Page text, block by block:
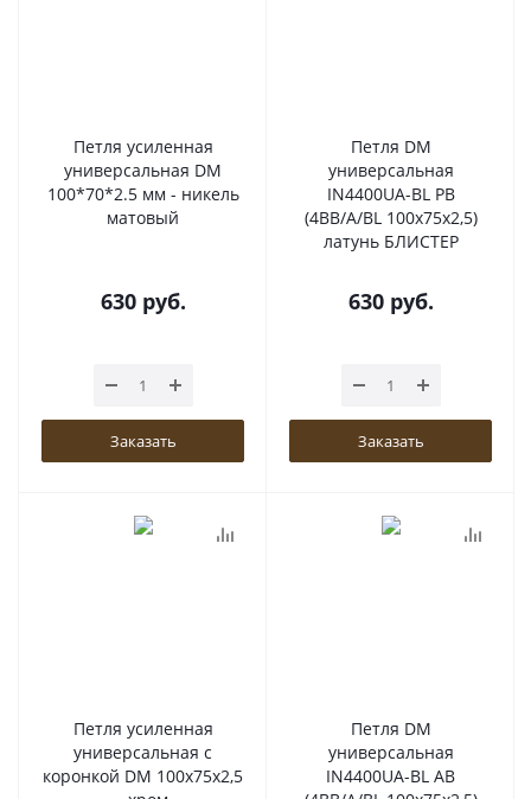
Петля усиленная
универсальная DM
100*70*2.5 мм - никель
матовый
630 руб.
Заказать
Петля DM
универсальная
IN4400UA-BL PB
(4BB/A/BL 100x75x2,5)
латунь БЛИСТЕР
630 руб.
Заказать
Петля усиленная
универсальная с
коронкой DM 100x75x2,5
Петля DM
универсальная
IN4400UA-BL AB